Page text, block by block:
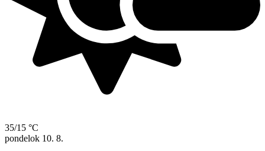
35/15 °C
pondelok 10. 8.